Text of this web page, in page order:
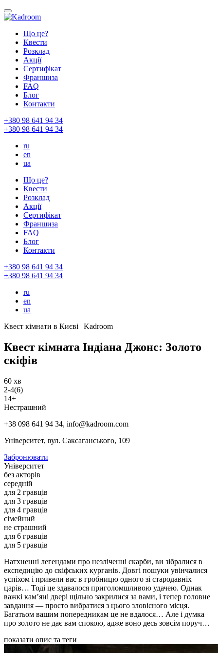
Що це?
Квести
Розклад
Акції
Сертифікат
Франшиза
FAQ
Блог
Контакти
+380 98 641 94 34
+380 98 641 94 34
ru
en
ua
Що це?
Квести
Розклад
Акції
Сертифікат
Франшиза
FAQ
Блог
Контакти
+380 98 641 94 34
+380 98 641 94 34
ru
en
ua
Квест кімнати в Києві | Kadroom
Квест кімната Індіана Джонс: Золото
скіфів
60 хв
2-4(6)
14+
Нестрашний
+38 098 641 94 34, info@kadroom.com
Університет, вул. Саксаганського, 109
Забронювати
Університет
без акторів
середній
для 2 гравців
для 3 гравців
для 4 гравців
сімейний
не страшний
для 6 гравців
для 5 гравців
Натхненні легендами про незліченні скарби, ви зібралися в
експедицію до скіфських курганів. Довгі пошуки увінчалися
успіхом і привели вас в гробницю одного зі стародавніх
царів… Тоді це здавалося приголомшливою удачею. Однак
важкі кам’яні двері щільно закрилися за вами, і тепер головне
завдання — просто вибратися з цього зловісного місця.
Багатьом вашим попередникам це не вдалося… Але і думка
про золото не дає вам спокою, адже воно десь зовсім поруч…
показати опис та теги